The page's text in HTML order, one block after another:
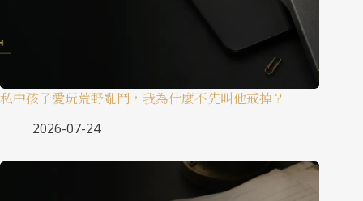
私中孩子愛玩荒野亂鬥，我為什麼不先叫他戒掉？
2026-07-24